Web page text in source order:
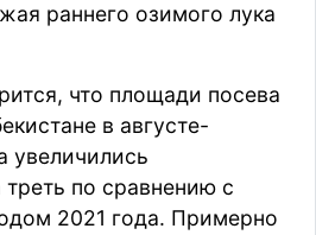
раннего озимого лука
что площади посева
в августе-
увеличились
треть по сравнению с
2021 года. Примерно